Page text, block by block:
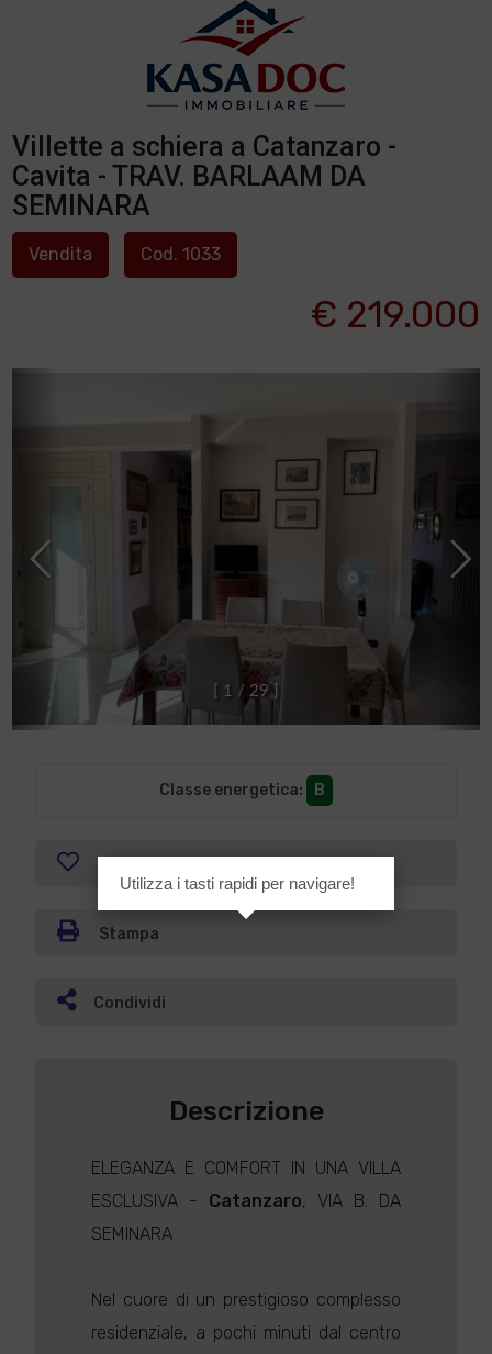
Villette a schiera a Catanzaro -
Cavita - TRAV. BARLAAM DA
SEMINARA
Vendita Cod. 1033
€ 219.000
1 / 29 ]
Classe energetica: B
Stampa
Condividi
Descrizione
ELEGANZA E COMFORT IN UNA VILLA
ESCLUSIVA - Catanzaro, VIA B. DA
SEMINARA
Nel cuore di un prestigioso complesso
residenziale, a pochi minuti dal centro
Utilizza i tasti rapidi per navigare!